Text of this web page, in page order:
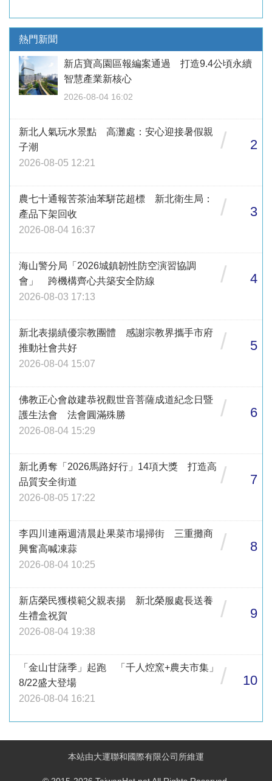
熱門新聞
新店寶高園區報編案通過 打造9.4公頃永續
智慧產業新核心
2026-08-04 16:02
新北人氣玩水景點 高灘處：安心迎接暑假親
子潮
2026-08-05 12:21
/ 2
農七十通報苦茶油苯駢芘超標 新北衛生局：
產品下架回收
2026-08-04 16:37
/ 3
海山警分局「2026城鎮韌性防空演習協調
會」 跨機構齊心共築安全防線
2026-08-03 17:13
/ 4
新北表揚績優宗教團體 感謝宗教界攜手市府
推動社會共好
2026-08-04 15:07
/ 5
佛教正心會啟建恭祝觀世音菩薩成道紀念日暨
護生法會 法會圓滿殊勝
2026-08-04 15:29
/ 6
新北勇奪「2026馬路好行」14項大獎 打造高
品質安全街道
2026-08-05 17:22
/ 7
李四川連兩週清晨赴果菜市場掃街 三重攤商
興奮高喊凍蒜
2026-08-04 10:25
/ 8
新店榮民獲模範父親表揚 新北榮服處長送養
生禮盒祝賀
2026-08-04 19:38
/ 9
「金山甘藷季」起跑 「千人焢窯+農夫市集」
8/22盛大登場
2026-08-04 16:21
/ 10
本站由大運聯和國際有限公司所維運